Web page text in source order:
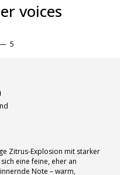
voices
— 5
Zitrus-Explosion mit starker
eine feine, eher an
Note – warm,